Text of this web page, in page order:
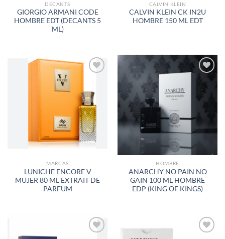
DECANTS
GIORGIO ARMANI CODE
HOMBRE EDT (DECANTS 5
ML)
CALVIN KLEIN
CALVIN KLEIN CK IN2U
HOMBRE 150 ML EDT
AÑADIR
A LA
LISTA
DE
DESEOS
MARCAS
LUNICHE ENCORE V
MUJER 80 ML EXTRAIT DE
PARFUM
AÑADIR
LISTA
DESEOS
HOMBRE
ANARCHY NO PAIN NO
GAIN 100 ML HOMBRE
EDP (KING OF KINGS)